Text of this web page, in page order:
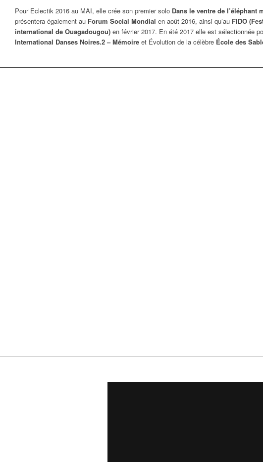
Pour Eclectik 2016 au MAI, elle crée son premier solo Dans le ventre de l’éléphant
présentera également au Forum Social Mondial en août 2016, ainsi qu’au FIDO
international de Ouagadougou) en février 2017. En été 2017 elle est sélectionnée
International Danses Noires.2 – Mémoire et Évolution de la célèbre École des